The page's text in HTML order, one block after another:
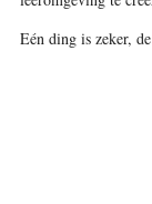
Eén ding is zeker,